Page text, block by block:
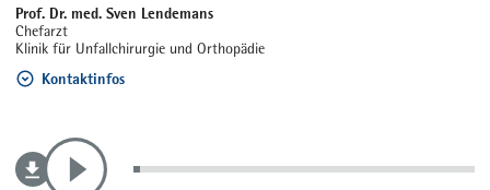
Prof. Dr. med. Sven Lendemans
Chefarzt
Klinik für Unfallchirurgie und Orthopädie
Kontaktinfos